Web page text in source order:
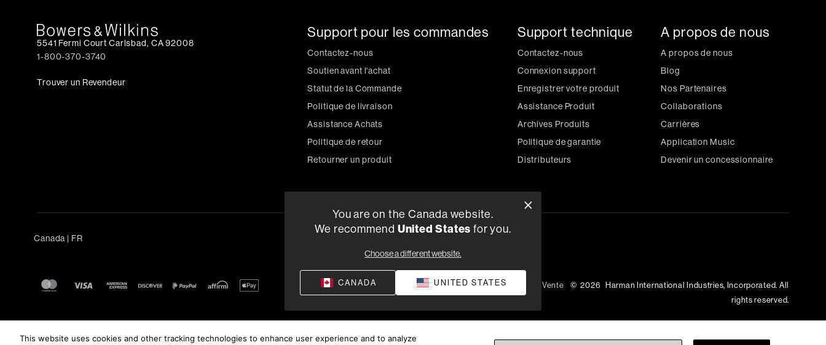
5541 Fermi Court Carlsbad, CA 92008
1-800-370-3740
Trouver un Revendeur
Support pour les commandes
Contactez-nous
Soutien avant l'achat
Statut de la Commande
Politique de livraison
Assistance Achats
Politique de retour
Retourner un produit
Support technique
Contactez-nous
Connexion support
Enregistrer votre produit
Assistance Produit
Archives Produits
Politique de garantie
Distributeurs
A propos de nous
A propos de nous
Blog
Nos Partenaires
Collaborations
Carrières
Application Music
Devenir un concessionnaire
Canada | FR
Politique de Confidentialité Conditions de Vente © 2026 Harman International Industries, Incorporated. All
rights reserved.
You are on the Canada website.
We recommend United States for you.
Choose a different website.
CANADA UNITED STATES
This website uses cookies and other tracking technologies to enhance user experience and to analyze